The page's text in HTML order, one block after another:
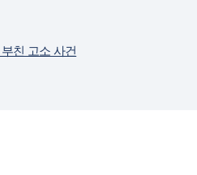
친 고소 사건